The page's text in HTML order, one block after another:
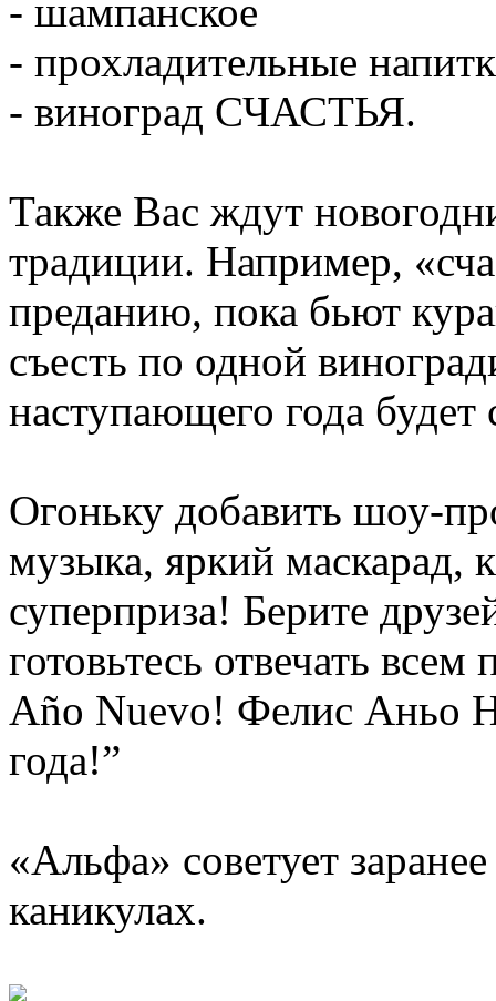
- шампанское
- прохладительные
- виноград СЧАСТЬЯ.
Также Вас ждут
традиции. Например,
преданию, пока бьют
съесть по одной
наступающего года будет
Огоньку добавить шоу-
музыка, яркий маскарад,
суперприза! Берите
готовьтесь отвечать
Año Nuevo! Фелис Аньо
года!”
«Альфа» советует
каникулах.